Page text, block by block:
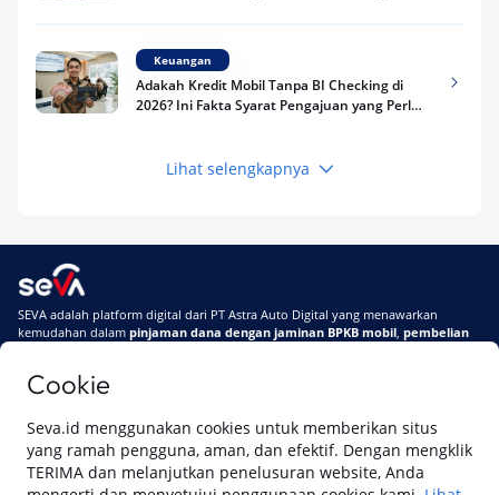
Cookie
Seva.id menggunakan cookies untuk memberikan situs
yang ramah pengguna, aman, dan efektif. Dengan mengklik
TERIMA dan melanjutkan penelusuran website, Anda
Keuangan
Adakah Kredit Mobil Tanpa BI Checking di
2026? Ini Fakta Syarat Pengajuan yang Perlu
Keuangan
Terpercaya
Telat Bayar Pinjol 2 Hari, Apakah Langsung
Masuk BI Checking? Simak Peraturan
Lihat selengkapnya
SEVA adalah platform digital dari PT Astra Auto Digital yang menawarkan
kemudahan dalam pinjaman dana dengan jaminan BPKB mobil, pembelian
Di SEVA, BPKB mobilmu #BisaJadiDuit
Tentang SEVASyarat & Ketentuan
Pemberitahuan Privasi